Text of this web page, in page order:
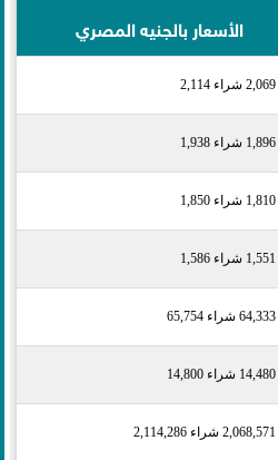
الأسعار بالجنيه المصري